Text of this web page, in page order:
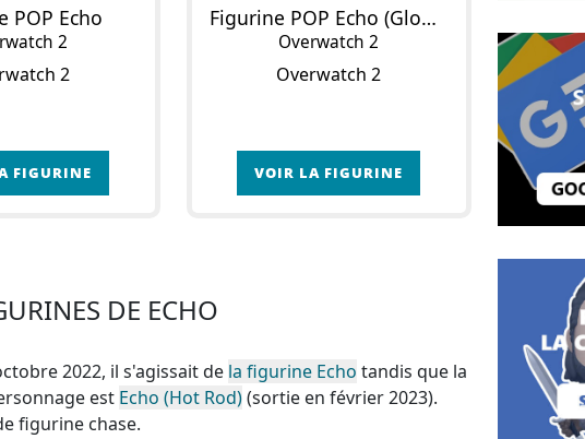
POP Echo
2
2
FIGURINE
Figurine POP Echo (Glow In The Dark)
Overwatch 2
Overwatch 2
VOIR LA FIGURINE
DE ECHO
2022, il s'agissait de la figurine Echo tandis que la
est Echo (Hot Rod)(sortie en février 2023).
figurine chase.